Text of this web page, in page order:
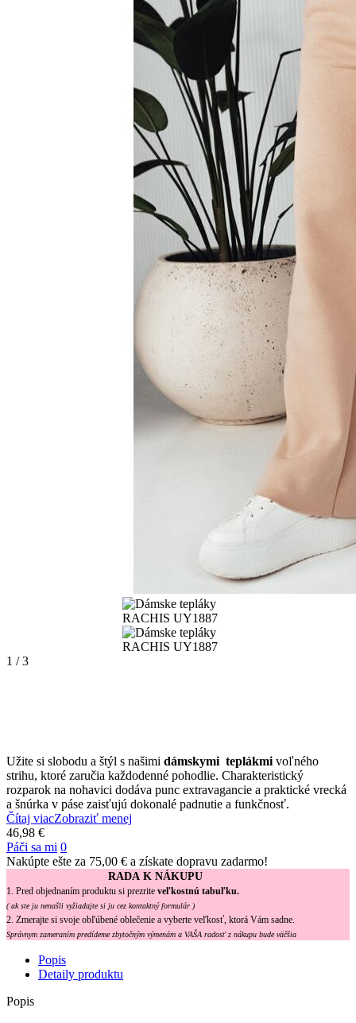
1 / 3
Užite si slobodu a štýl s našimi dámskymi teplákmi voľného
strihu, ktoré zaručia každodenné pohodlie. Charakteristický
rozparok na nohavici dodáva punc extravagancie a praktické vrecká
a šnúrka v páse zaisťujú dokonalé padnutie a funkčnosť.
Čítaj viacZobraziť menej
46,98 €
Páči sa mi 0
Nakúpte ešte za 75,00 € a získate dopravu zadarmo!
RADA K NÁKUPU
1. Pred objednaním produktu si prezrite veľkostnú tabuľku.
( ak ste ju nenašli vyžiadajte si ju cez kontaktný formulár )
2. Zmerajte si svoje obľúbené oblečenie a vyberte veľkosť, ktorá Vám sadne.
Správnym zameraním predídeme zbytočným výmenám a VAŠA radosť z nákupu bude väčšia
Popis
Detaily produktu
Popis